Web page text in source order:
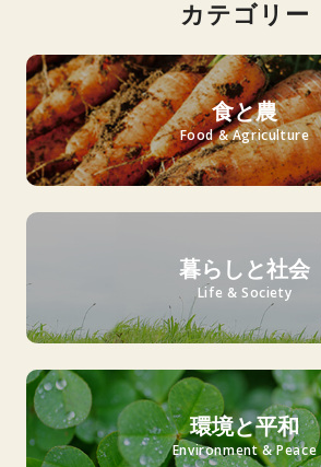
カテゴリー
食と農
Food & Agriculture
暮らしと社会
Life & Society
環境と平和
Environment & Peace